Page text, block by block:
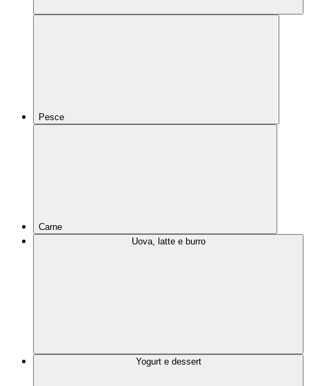
Pesce
Carne
Uova, latte e burro
Yogurt e dessert